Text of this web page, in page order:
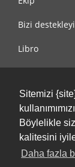
Sitemizi
Böylelikle
kalitesini
Daha fazla
Bizi
Libro
Kullanım
Bize ulaşın